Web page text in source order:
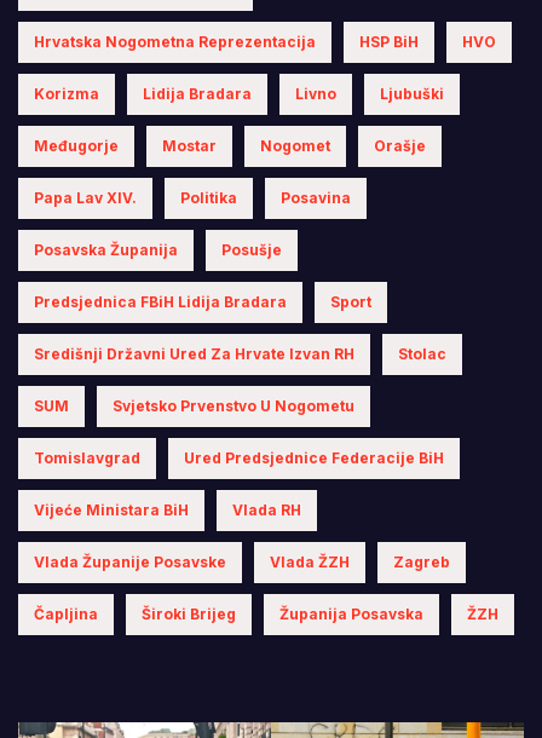
Hrvatska Nogometna Reprezentacija HSP BiH HVO
Korizma Lidija Bradara Livno Ljubuški
Međugorje Mostar Nogomet Orašje
Papa Lav XIV. Politika Posavina
Posavska Županija Posušje
Predsjednica FBiH Lidija Bradara Sport
Središnji Državni Ured Za Hrvate Izvan RH Stolac
SUM Svjetsko Prvenstvo U Nogometu
Tomislavgrad Ured Predsjednice Federacije BiH
Vijeće Ministara BiH Vlada RH
Vlada Županije Posavske Vlada ŽZH Zagreb
Čapljina Široki Brijeg Županija Posavska ŽZH